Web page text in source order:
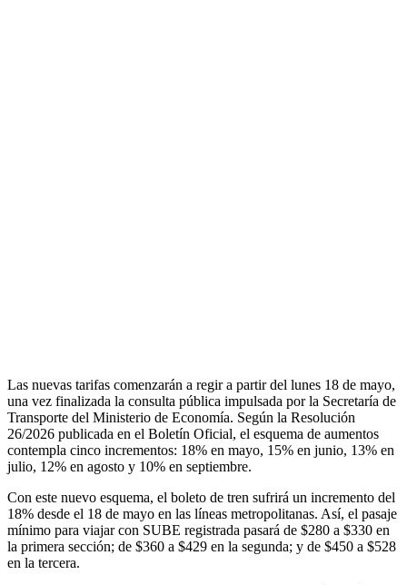
Las nuevas tarifas comenzarán a regir a partir del lunes 18 de mayo,
una vez finalizada la consulta pública impulsada por la Secretaría de
Transporte del Ministerio de Economía. Según la Resolución
26/2026 publicada en el Boletín Oficial, el esquema de aumentos
contempla cinco incrementos: 18% en mayo, 15% en junio, 13% en
julio, 12% en agosto y 10% en septiembre.
Con este nuevo esquema, el boleto de tren sufrirá un incremento del
18% desde el 18 de mayo en las líneas metropolitanas. Así, el pasaje
mínimo para viajar con SUBE registrada pasará de $280 a $330 en
la primera sección; de $360 a $429 en la segunda; y de $450 a $528
en la tercera.